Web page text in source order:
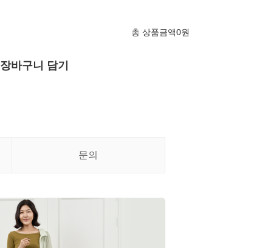
총 상품금액0원
장바구니 담기
문의